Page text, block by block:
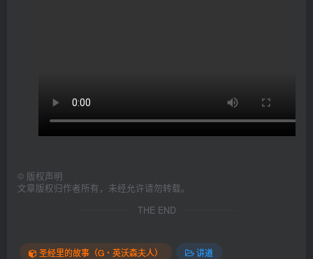
© 版权声明
文章版权归作者所有，未经允许请勿转载。
THE END
圣经里的故事（G‧英沃森夫人） 讲道